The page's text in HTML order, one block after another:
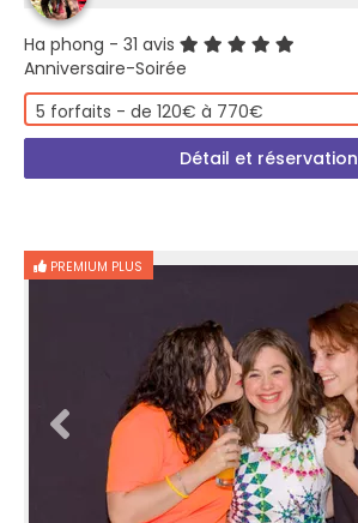
Ha phong - 31 avis
Anniversaire-Soirée
5 forfaits - de 120€ à 770€
Détail et réservation
PREMIUM PLUS